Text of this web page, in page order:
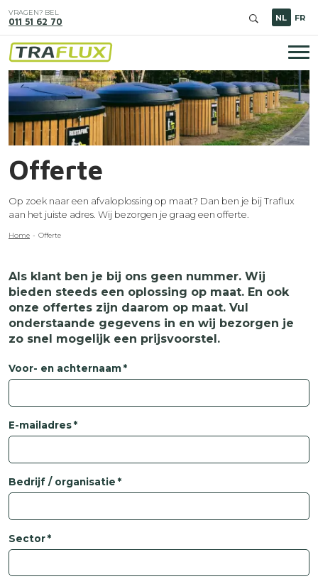
en
naar
de
inhoud
gaan
VRAGEN? BEL
011 51 62 70 NL FR
Image
Offerte
Op zoek naar een afvaloplossing op maat? Dan ben je bij Traflux
aan het juiste adres. Wij bezorgen je graag een offerte.
Kruimelpad
Home Offerte
Als klant ben je bij ons geen nummer. Wij
bieden steeds een oplossing op maat. En ook
onze offertes zijn daarom op maat. Vul
onderstaande gegevens in en wij bezorgen je
zo snel mogelijk een prijsvoorstel.
Voor- en achternaam
E-mailadres
Bedrijf / organisatie
Sector